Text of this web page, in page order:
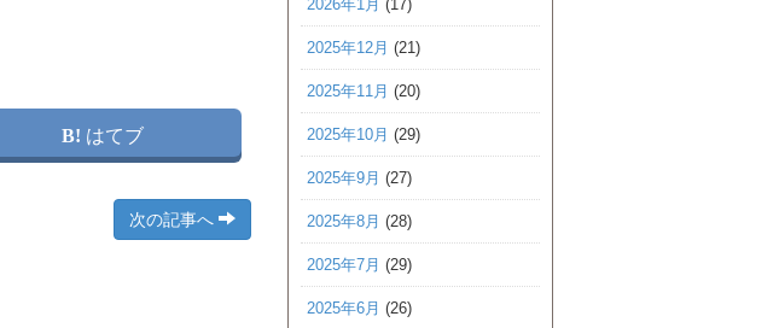
はてブ
次の記事へ
2026年1月 (17)
2025年12月 (21)
2025年11月 (20)
2025年10月 (29)
2025年9月 (27)
2025年8月 (28)
2025年7月 (29)
2025年6月 (26)